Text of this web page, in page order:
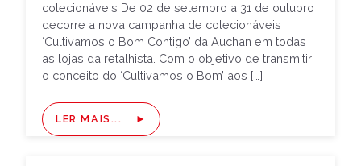
colecionáveis De 02 de setembro a 31 de outubro
decorre a nova campanha de colecionáveis
‘Cultivamos o Bom Contigo’ da Auchan em todas
as lojas da retalhista. Com o objetivo de transmitir
o conceito do ‘Cultivamos o Bom’ aos […]
LER MAIS...